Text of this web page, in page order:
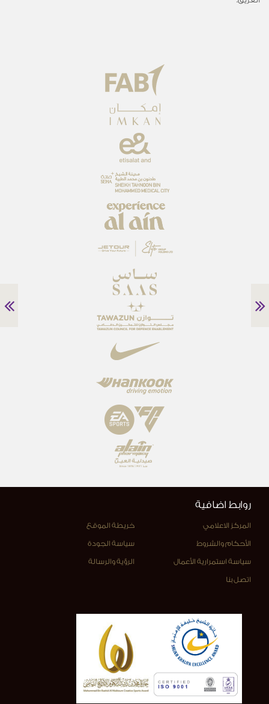
روابط اضافية
المركز الاعلامي خريطة الموقع
الأحكام والشروط سياسة الجودة
سياسة استمرارية الأعمال الرؤية والرسالة
اتصل بنا